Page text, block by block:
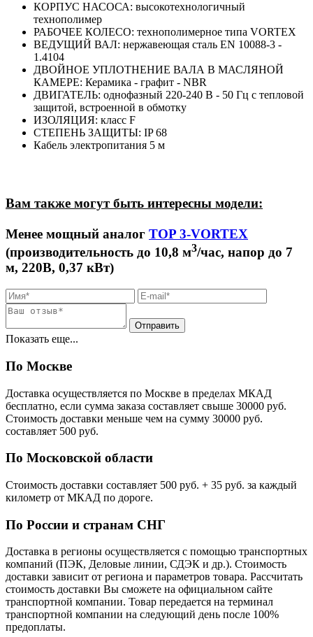
КОРПУС НАСОСА: высокотехнологичный
технополимер
РАБОЧЕЕ КОЛЕСО: технополимерное типа VORTEX
ВЕДУЩИЙ ВАЛ: нержавеющая сталь EN 10088-3 -
1.4104
ДВОЙНОЕ УПЛОТНЕНИЕ ВАЛА В МАСЛЯНОЙ
КАМЕРЕ: Керамика - графит - NBR
ДВИГАТЕЛЬ: однофазный 220-240 В - 50 Гц с тепловой
защитой, встроенной в обмотку
ИЗОЛЯЦИЯ: класс F
СТЕПЕНЬ ЗАЩИТЫ: IP 68
Кабель электропитания 5 м
Вам также могут быть интересны модели:
Менее мощный аналог TOP 3-VORTEX
(производительность до 10,8 м3/час, напор до 7
м, 220В, 0,37 кВт)
Показать еще...
По Москве
Доставка осуществляется по Москве в пределах МКАД
бесплатно, если сумма заказа составляет свыше 30000 руб.
Стоимость доставки меньше чем на сумму 30000 руб.
cоставляет 500 руб.
По Московской области
Стоимость доставки cоставляет 500 руб. + 35 руб. за каждый
километр от МКАД по дороге.
По России и странам СНГ
Доставка в регионы осуществляется с помощью транспортных
компаний (ПЭК, Деловые линии, СДЭК и др.). Стоимость
доставки зависит от региона и параметров товара. Рассчитать
стоимость доставки Вы сможете на официальном сайте
транспортной компании. Товар передается на терминал
транспортной компании на следующий день после 100%
предоплаты.